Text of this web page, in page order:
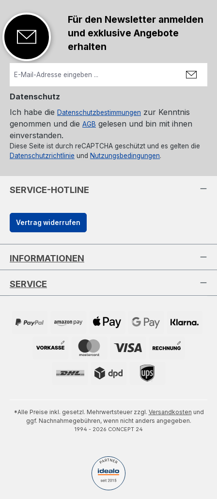
Für den Newsletter anmelden
und exklusive Angebote
erhalten
Datenschutz
Ich habe die Datenschutzbestimmungen zur Kenntnis
genommen und die AGB gelesen und bin mit ihnen
einverstanden.
Diese Seite ist durch reCAPTCHA geschützt und es gelten die
Datenschutzrichtlinie und Nutzungsbedingungen.
SERVICE-HOTLINE
Vertrag widerrufen
INFORMATIONEN
SERVICE
*Alle Preise inkl. gesetzl. Mehrwertsteuer zzgl. Versandkosten und
ggf. Nachnahmegebühren, wenn nicht anders angegeben.
1994 - 2026 CONCEPT 24